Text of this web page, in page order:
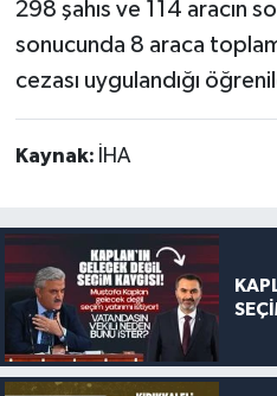
298 şahıs ve 114 aracın
sonucunda 8 araca
cezası uygulandığı
Kaynak: İHA